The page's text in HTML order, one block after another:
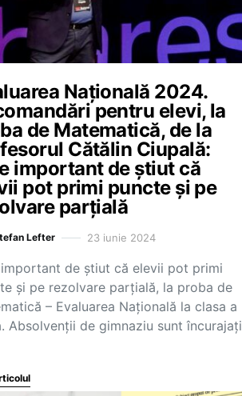
Națională 2024.
pentru elevi, la
de Matematică, de la
Cătălin Ciupală:
important de știut că
pot primi puncte și pe
parțială
Lefter 23 iunie 2024
de știut că elevii pot primi
și pe rezolvare parțială, la proba de
– Evaluarea Națională la clasa a
Absolvenții de gimnaziu sunt încurajați